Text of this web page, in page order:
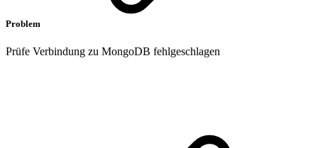
Problem
Prüfe Verbindung zu MongoDB fehlgeschlagen